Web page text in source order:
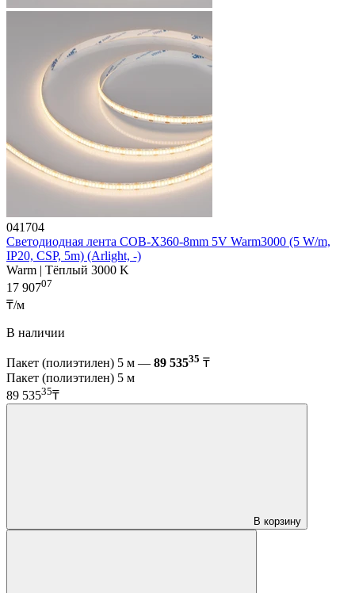
041704
Светодиодная лента COB-X360-8mm 5V Warm3000 (5 W/m,
IP20, CSP, 5m) (Arlight, -)
Warm | Тёплый 3000 K
17 90707
₸/м
В наличии
Пакет (полиэтилен) 5 м — 89 53535 ₸
Пакет (полиэтилен) 5 м
89 53535₸
В корзину